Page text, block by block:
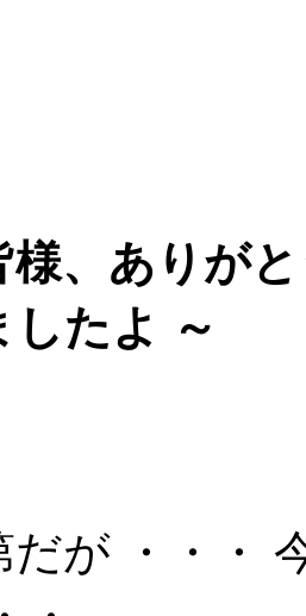
様、ありが
たよ ～
だが ・・・